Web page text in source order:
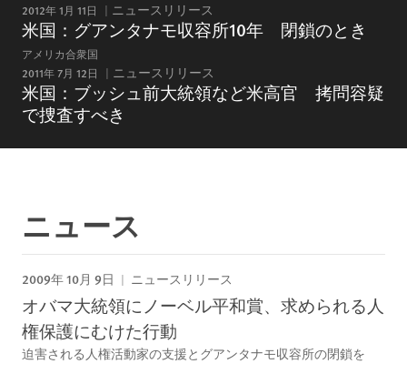
2012年 1月 11日
ニュースリリース
米国：グアンタナモ収容所10年 閉鎖のとき
アメリカ合衆国
2011年 7月 12日
ニュースリリース
米国：ブッシュ前大統領など米高官 拷問容疑
で捜査すべき
ニュース
2009年 10月 9日 ニュースリリース
オバマ大統領にノーベル平和賞、求められる人
権保護にむけた行動
迫害される人権活動家の支援とグアンタナモ収容所の閉鎖を